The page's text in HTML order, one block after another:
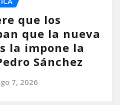
que los
que la nueva
la impone la
Sánchez
7, 2026